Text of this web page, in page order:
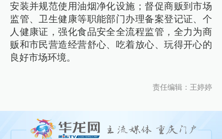
安装并规范使用油烟净化设施；督促商贩到市场
监管、卫生健康等职能部门办理备案登记证、个
人健康证，强化食品安全全流程监管，全力为商
贩和市民营造经营舒心、吃着放心、玩得开心的
良好市场环境。
责任编辑：王婷婷